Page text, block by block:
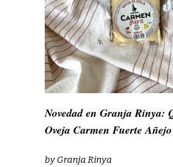
Novedad en Granja Rinya:
Oveja Carmen Fuerte Añejo
byGranja Rinya